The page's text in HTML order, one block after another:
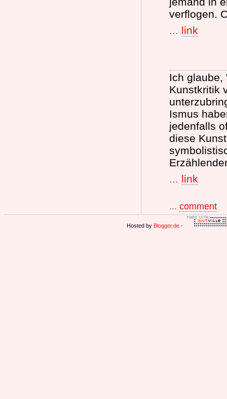
verflogen.
... link
Ich glaube,
Kunstkritik
Ismus
jedenfalls
diese
... link
... comment
Hosted by Blogger.de -